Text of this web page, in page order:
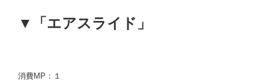
▼「エアスライド」
消費MP：１